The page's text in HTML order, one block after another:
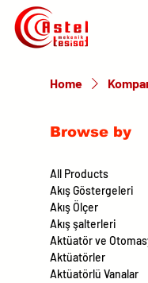
Home
Browse by
All Products
Akış Göstergeleri
Akış Ölçer
Akış şalterleri
Aktüatör ve
Aktüatörler
Aktüatörlü Vanalar